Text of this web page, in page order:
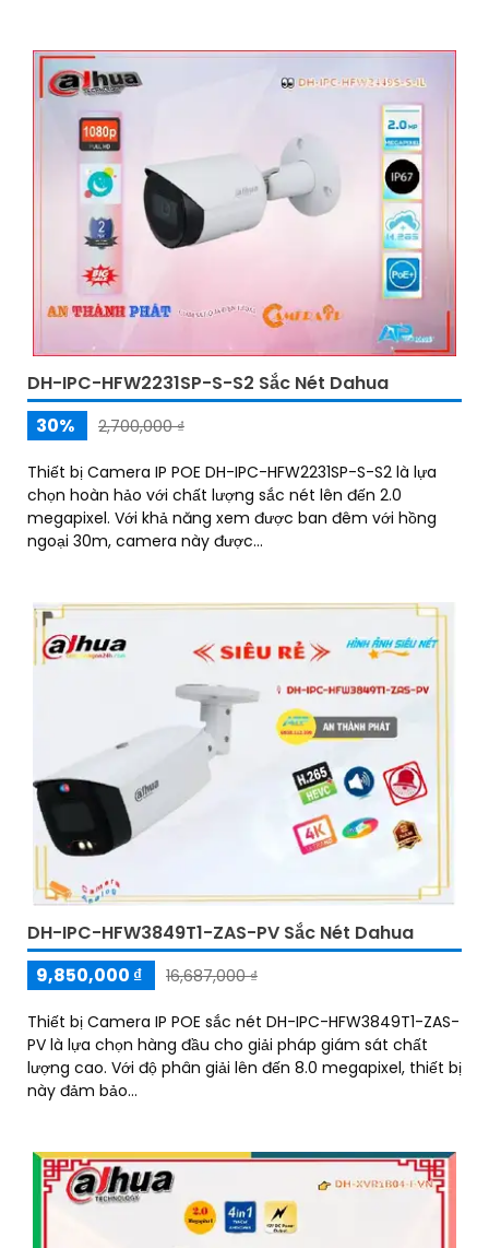
DH-IPC-HFW2231SP-S-S2 Sắc Nét Dahua
30%
2,700,000 ₫
Thiết bị Camera IP POE DH-IPC-HFW2231SP-S-S2 là lựa
chọn hoàn hảo với chất lượng sắc nét lên đến 2.0
megapixel. Với khả năng xem được ban đêm với hồng
ngoại 30m, camera này được...
DH-IPC-HFW3849T1-ZAS-PV Sắc Nét Dahua
9,850,000 ₫
16,687,000 ₫
Thiết bị Camera IP POE sắc nét DH-IPC-HFW3849T1-ZAS-
PV là lựa chọn hàng đầu cho giải pháp giám sát chất
lượng cao. Với độ phân giải lên đến 8.0 megapixel, thiết bị
này đảm bảo...